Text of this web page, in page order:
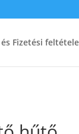
Fizetési